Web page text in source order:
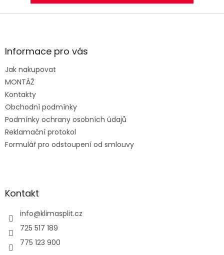
Z
aInformace pro vás
Jak nakupovat
MONTÁŽ
Kontakty
Obchodní podmínky
Podmínky ochrany osobních údajů
Reklamační protokol
Formulář pro odstoupení od smlouvy
Kontakt
info@klimasplit.cz
725 517 189
775 123 900